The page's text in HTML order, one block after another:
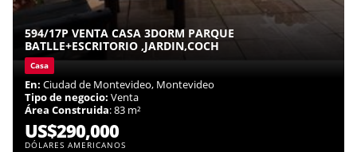
594/17P VENTA CASA 3DORM PARQUE
BATLLE+ESCRITORIO ,JARDIN,COCH
Casa
En: Ciudad de Montevideo, Montevideo
Tipo de negocio: Venta
Área Construida: 83 m²
US$290,000
DÓLARES AMERICANOS